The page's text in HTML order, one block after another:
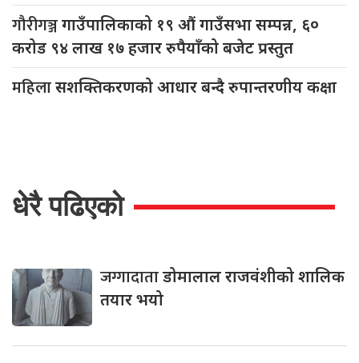
गौरीगञ्जगाउँपालिकाको १९ औं गाउँसभा सम्पन्न, ६०
करोड ९४ लाख १७ हजार रुपैयाँको बजेट प्रस्तुत
महिलासशक्तिकरणको आधार बन्दै रुपान्तरणीय कक्षा
धेरै पढिएको
जग्गादाताडोमालाल राजवंशीको शालिक
तयार भयो